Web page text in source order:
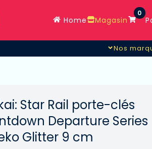
Home Magasin
0
Nos
Star Rail porte-clés
Departure Series
Glitter 9 cm